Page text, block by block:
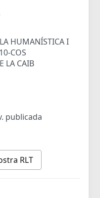
HUMANÍSTICA I
COS
LA CAIB
publicada
RLT